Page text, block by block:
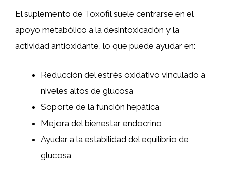
El suplemento de Toxofil suele centrarse en el
apoyo metabólico a la desintoxicación y la
actividad antioxidante, lo que puede ayudar en:
Reducción del estrés oxidativo vinculado a
niveles altos de glucosa
Soporte de la función hepática
Mejora del bienestar endocrino
Ayudar a la estabilidad del equilibrio de
glucosa